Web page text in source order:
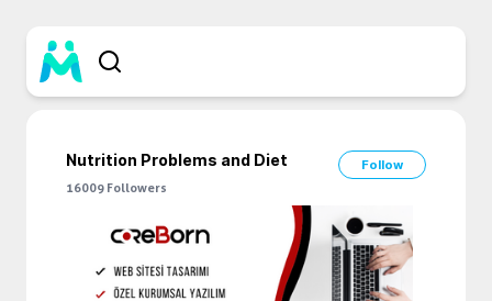
Nutrition Problems and Diet
Follow
16009 Followers